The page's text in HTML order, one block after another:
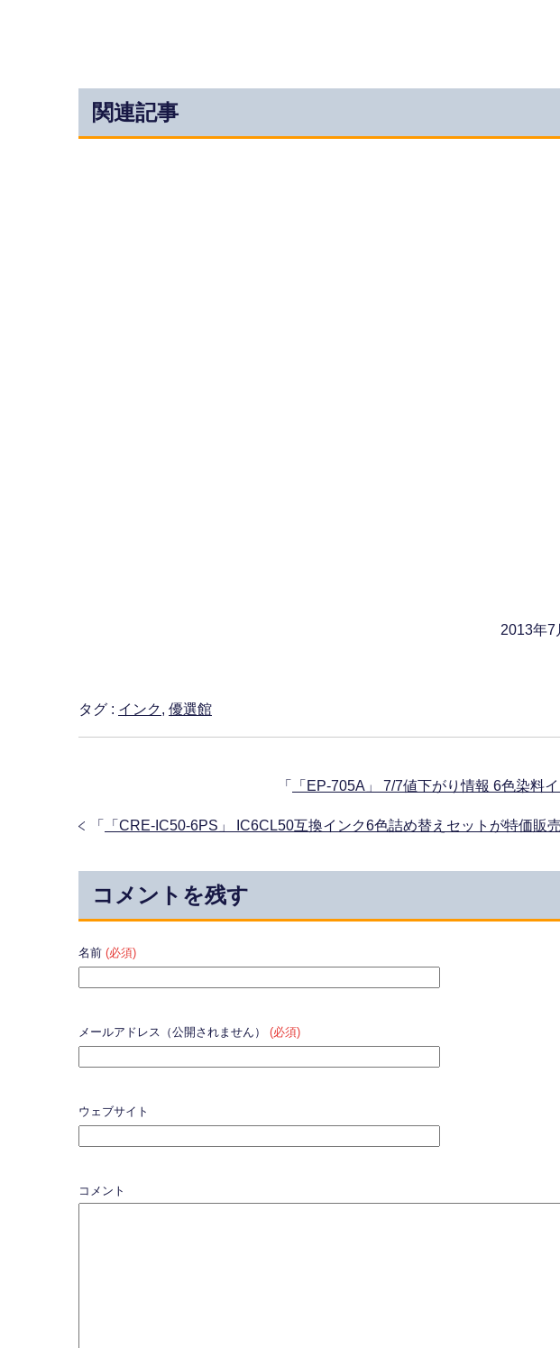
関連記事
2013年7
タグ : インク, 優選館
「 「EP-705A」 7/7値下がり情報 6色染料
「 「CRE-IC50-6PS」 IC6CL50互換インク6色詰め替えセットが特価販
コメントを残す
名前 (必須)
メールアドレス（公開されません） (必須)
ウェブサイト
コメント